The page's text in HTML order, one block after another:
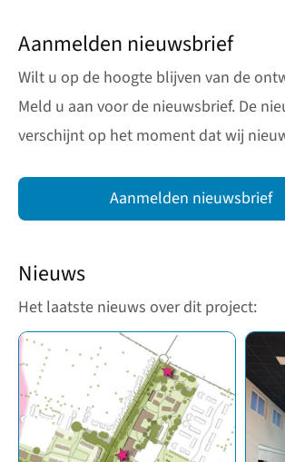
Aanmelden nieuwsbrief
Wilt u op de hoogte blijven van de
Meld u aan voor de nieuwsbrief. De
verschijnt op het moment dat wij
Aanmelden nieuwsbrief
(Deze link
Nieuws
Het laatste nieuws over dit project: